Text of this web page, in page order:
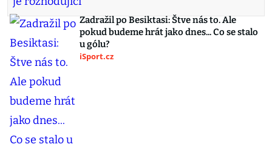
Zadražil po Besiktasi: Štve nás to. Ale
pokud budeme hrát jako dnes... Co se stalo
u gólu?
iSport.cz